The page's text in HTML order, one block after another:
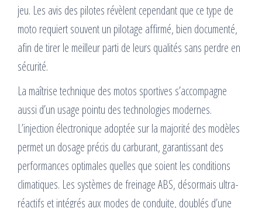
jeu. Les avis des pilotes révèlent cependant que ce type de
moto requiert souvent un pilotage affirmé, bien documenté,
afin de tirer le meilleur parti de leurs qualités sans perdre en
sécurité.
La maîtrise technique des motos sportives s’accompagne
aussi d’un usage pointu des technologies modernes.
L’injection électronique adoptée sur la majorité des modèles
permet un dosage précis du carburant, garantissant des
performances optimales quelles que soient les conditions
climatiques. Les systèmes de freinage ABS, désormais ultra-
réactifs et intégrés aux modes de conduite, doublés d’une